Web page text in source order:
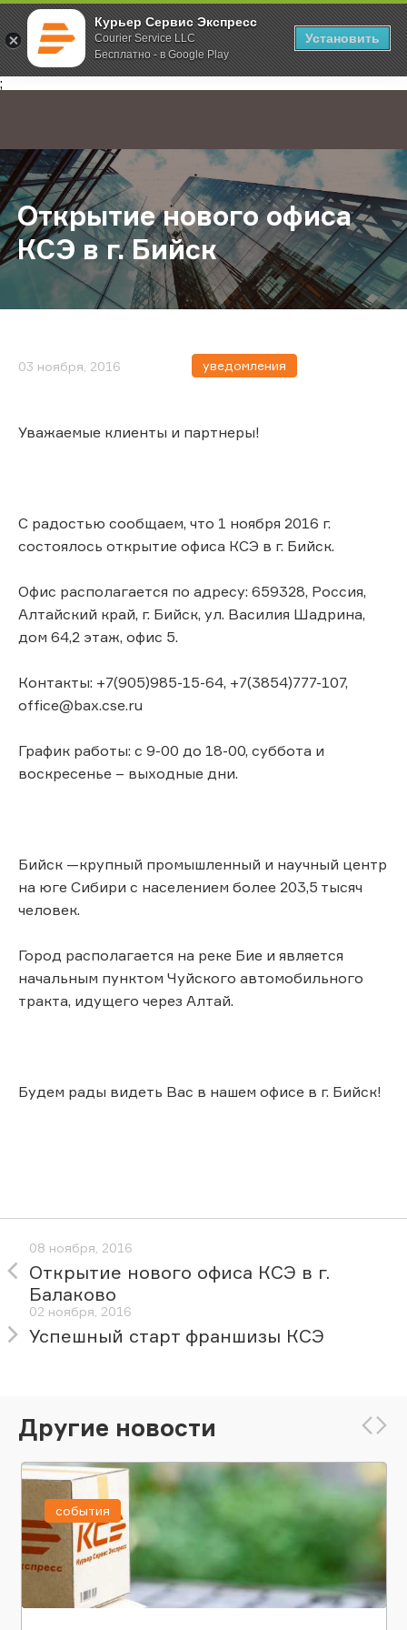
Курьер Сервис Экспресс
Courier Service LLC
Бесплатно - в Google Play
Установить
;
Главная О компании Новости Открытие нового офиса КСЭ в г.
Открытие нового офиса
КСЭ в г. Бийск
03 ноября, 2016 уведомления
Уважаемые клиенты и партнеры!
С радостью сообщаем, что 1 ноября 2016 г.
состоялось открытие офиса КСЭ в г. Бийск.
Офис располагается по адресу: 659328, Россия,
Алтайский край, г. Бийск, ул. Василия Шадрина,
дом 64,2 этаж, офис 5.
Контакты: +7(905)985-15-64, +7(3854)777-107,
office@bax.cse.ru
График работы: с 9-00 до 18-00, суббота и
воскресенье – выходные дни.
Бийск —крупный промышленный и научный центр
на юге Сибири с населением более 203,5 тысяч
человек.
Город располагается на реке Бие и является
начальным пунктом Чуйского автомобильного
тракта, идущего через Алтай.
Будем рады видеть Вас в нашем офисе в г. Бийск!
08 ноября, 2016
Открытие нового офиса КСЭ в г.
Балаково
02 ноября, 2016
Успешный старт франшизы КСЭ
Другие новости
события